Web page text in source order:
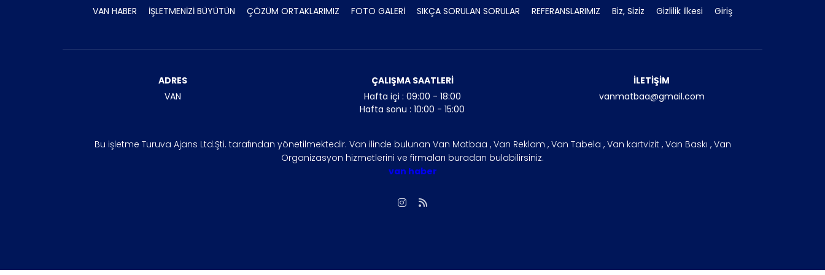
VAN HABER
İŞLETMENİZİ BÜYÜTÜN ÇÖZÜM ORTAKLARIMIZ FOTO GALERİ SIKÇA SORULAN SORULAR REFERANSLARIMIZ Biz, Siziz Gizlilik İlkesi Giriş
ADRES
VAN
ÇALIŞMA SAATLERİ
Hafta içi : 09:00 - 18:00
Hafta sonu : 10:00 - 15:00
İLETİŞİM
vanmatbaa@gmail.com
Bu işletme Turuva Ajans Ltd.Şti. tarafından yönetilmektedir. Van ilinde bulunan Van Matbaa , Van Reklam , Van Tabela , Van kartvizit , Van Baskı , Van
Organizasyon hizmetlerini ve firmaları buradan bulabilirsiniz.
van haber